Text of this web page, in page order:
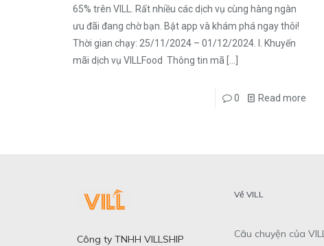
65% trên VILL. Rất nhiều các dịch vụ cùng hàng ngàn
ưu đãi đang chờ bạn. Bật app và khám phá ngay thôi!
Thời gian chạy: 25/11/2024 – 01/12/2024. I. Khuyến
mãi dịch vụ VILLFood Thông tin mã […]
0 Read more
Công ty TNHH VILLSHIP
Về VILL
Câu chuyện của VILL